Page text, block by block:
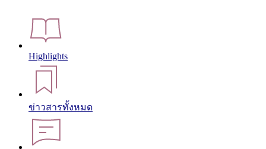
Highlights
ข่าวสารทั้งหมด